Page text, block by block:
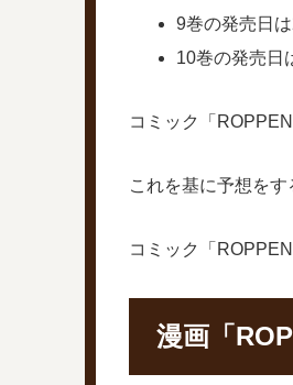
9巻の発売日
10巻の発売日
コミック「
これを基に予想を
コミック「
漫画「